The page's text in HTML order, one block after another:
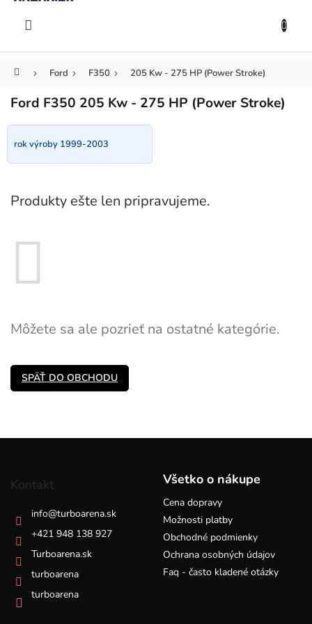
Prejsť
obsah
DomovFord F350 205 Kw - 275 HP (Power Stroke)
Ford F350 205 Kw - 275 HP (Power Stroke)
rok výroby 1999-2003
Produkty ešte len pripravujeme.
Môžete sa ale pozrieť na ostatné kategórie.
SPÄŤ DO OBCHODU
Kontakt
info@turboarena.sk
+421 948 138 927
Turboarena.sk
turboarena
turboarena
Všetko o nákupe
Cena dopravy
Možnosti platby
Obchodné podmienky
Ochrana osobných údajov
Faq - často kladené otázky